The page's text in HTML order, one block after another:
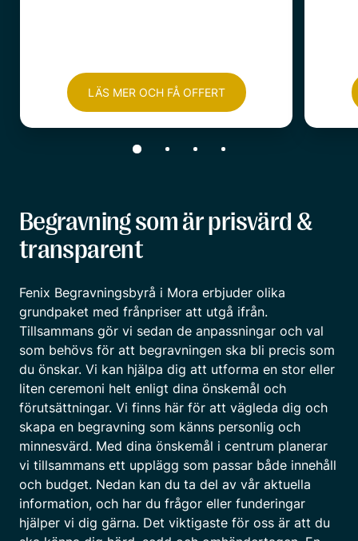
LÄS MER OCH FÅ OFFERT
Begravning som är prisvärd &
transparent
Fenix Begravningsbyrå i Mora erbjuder olika
grundpaket med frånpriser att utgå ifrån.
Tillsammans gör vi sedan de anpassningar och val
som behövs för att begravningen ska bli precis som
du önskar. Vi kan hjälpa dig att utforma en stor eller
liten ceremoni helt enligt dina önskemål och
förutsättningar. Vi finns här för att vägleda dig och
skapa en begravning som känns personlig och
minnesvärd. Med dina önskemål i centrum planerar
vi tillsammans ett upplägg som passar både innehåll
och budget. Nedan kan du ta del av vår aktuella
information, och har du frågor eller funderingar
hjälper vi dig gärna. Det viktigaste för oss är att du